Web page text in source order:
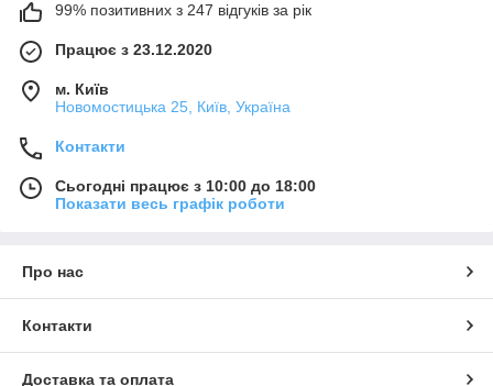
99% позитивних з 247 відгуків за рік
Працює з 23.12.2020
м. Київ
Новомостицька 25, Київ, Україна
Контакти
Сьогодні працює з 10:00 до 18:00
Показати весь графік роботи
Про нас
Контакти
Доставка та оплата